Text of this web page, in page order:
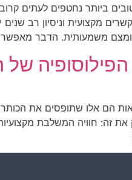
ביותר נחטפים לעתים
מקצועית וניסיון רב
משמעותית. הדבר
של
הם אלו שתופסים את
את זה: חוויה המשלבת